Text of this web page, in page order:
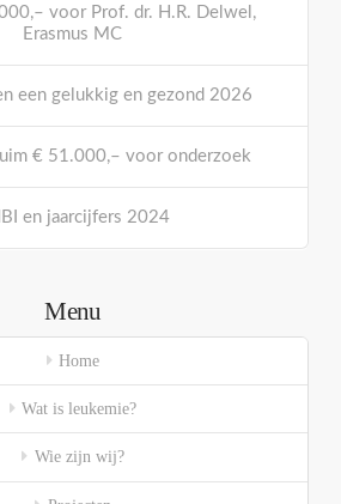
voor Prof. dr. H.R. Delwel,
Erasmus MC
een gelukkig en gezond 2026
€ 51.000,– voor onderzoek
en jaarcijfers 2024
Menu
Home
Wat is leukemie?
Wie zijn wij?